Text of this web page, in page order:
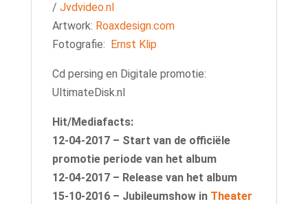
/ Jvdvideo.nl
Artwork: Roaxdesign.com
Fotografie:
Ernst Klip
Cd persing en Digitale promotie:
UltimateDisk.nl
Hit/Mediafacts:
12-04-2017 – Start van de officiële
promotie periode van het album
12-04-2017 – Release van het album
15-10-2016 – Jubileumshow in Theater